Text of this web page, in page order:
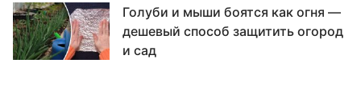
Голуби и мыши боятся как огня —
дешевый способ защитить огород
и сад